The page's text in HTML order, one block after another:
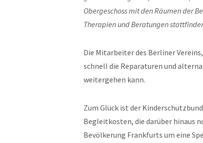
Obergeschoss mit den Räumen der
Therapien und Beratungen
Die Mitarbeiter des Berliner
schnell die Reparaturen und
weitergehen kann.
Zum Glück ist der
Begleitkosten, die darüber hinaus
Bevölkerung Frankfurts um eine